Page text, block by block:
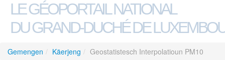
LE GÉOPORTAIL NATIONAL
DU GRAND-DUCHÉ DE
Gemengen / Käerjeng / Geostatistesch Interpolatioun PM10